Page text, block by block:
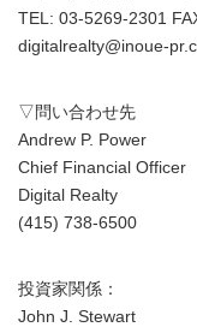
TEL: 03-5269-2301
digitalrealty@inoue-
▽問い合わせ先
Andrew P. Power
Chief Financial Officer
Digital Realty
(415) 738-6500
投資家関係：
John J. Stewart